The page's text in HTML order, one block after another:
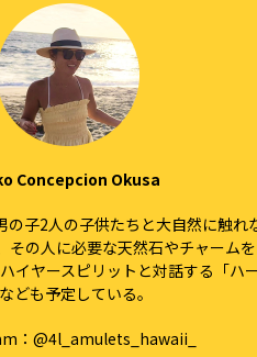
Concepcion Okusa
子2人の子供たちと大自然に触れ
の人に必要な天然石やチャーム
ヤースピリットと対話する「
ども予定している。
： @4l_amulets_hawaii_